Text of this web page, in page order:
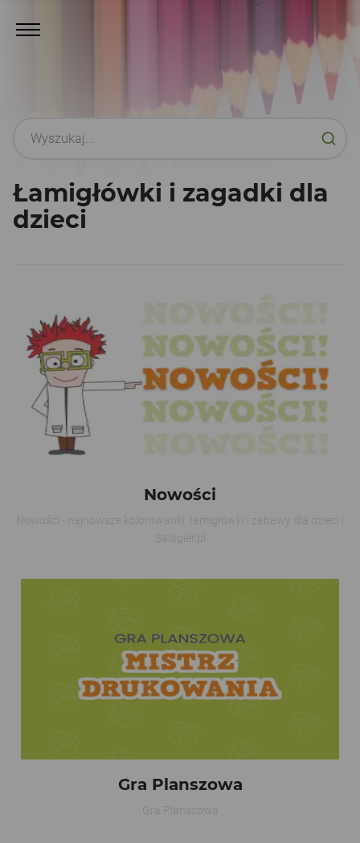
Łamigłówki i zagadki dla
dzieci
Nowości
Nowości - najnowsze kolorowanki, łamigłówki i zabawy dla dzieci |
Salagier.pl
Gra Planszowa
Gra Planszowa